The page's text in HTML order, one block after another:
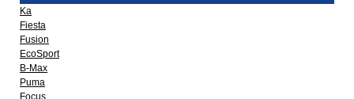
Ka
Fiesta
Fusion
EcoSport
B-Max
Puma
Focus